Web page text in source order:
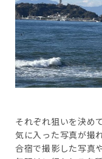
それぞれ狙いを決め
気に入った写真が撮
合宿で撮影した写真